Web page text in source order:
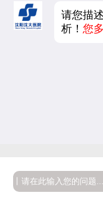
请您描
析！您